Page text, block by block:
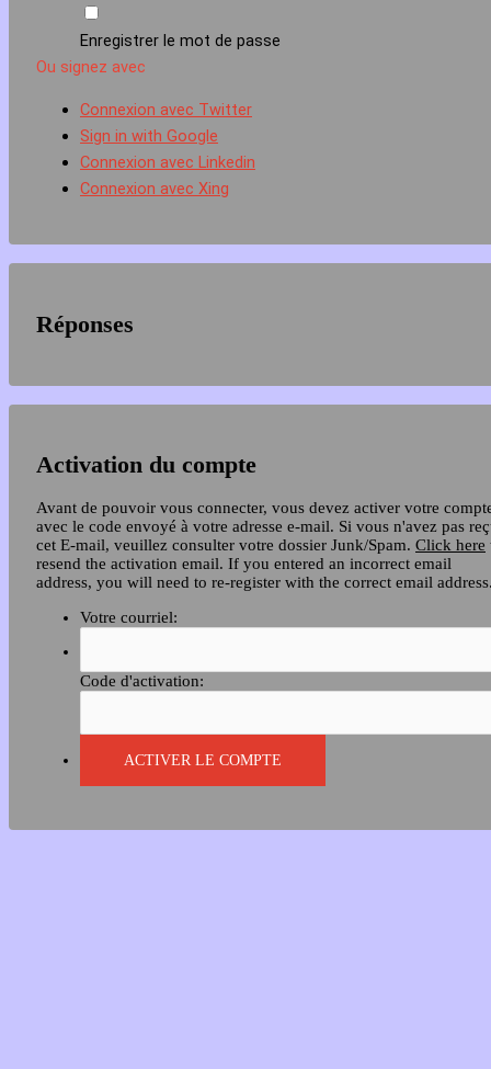
Enregistrer le mot de passe
Ou signez avec
Connexion avec Twitter
Sign in with Google
Connexion avec Linkedin
Connexion avec Xing
Réponses
Activation du compte
Avant de pouvoir vous connecter, vous devez activer votre
avec le code envoyé à votre adresse e-mail. Si vous n'avez pas
cet E-mail, veuillez consulter votre dossier Junk/Spam. Click here
resend the activation email. If you entered an incorrect email
address, you will need to re-register with the correct email
Votre courriel:
Code d'activation: